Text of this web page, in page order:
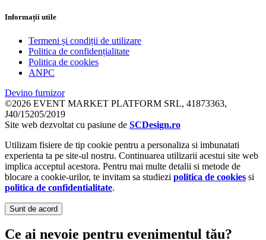
Informații utile
Termeni și condiții de utilizare
Politica de confidențialitate
Politica de cookies
ANPC
Devino furnizor
©2026 EVENT MARKET PLATFORM SRL, 41873363,
J40/15205/2019
Site web dezvoltat cu pasiune de SCDesign.ro
Utilizam fisiere de tip cookie pentru a personaliza si imbunatati
experienta ta pe site-ul nostru. Continuarea utilizarii acestui site web
implica acceptul acestora. Pentru mai multe detalii si metode de
blocare a cookie-urilor, te invitam sa studiezi politica de cookies si
politica de confidentialitate.
Sunt de acord
Ce ai nevoie pentru evenimentul tău?